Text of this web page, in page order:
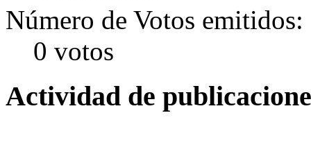
Número de Votos emitidos:
0 votos
Actividad de